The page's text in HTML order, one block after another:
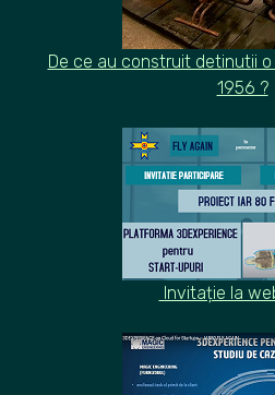
De ce au construit detinutii
1956 ?
Invitație la